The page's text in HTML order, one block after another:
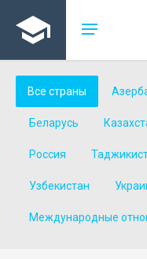
Все страны
Беларусь
Россия
Узбекистан
Международные